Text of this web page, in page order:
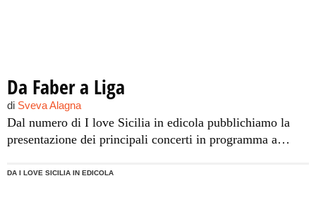
Da Faber a Liga
di Sveva Alagna
Dal numero di I love Sicilia in edicola pubblichiamo la
presentazione dei principali concerti in programma a
DA I LOVE SICILIA IN EDICOLA